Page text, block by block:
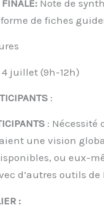
Note de
de fiches
juillet (9h-12h)
:
: Nécessité
une vision
ou eux-
d’autres outils de
: